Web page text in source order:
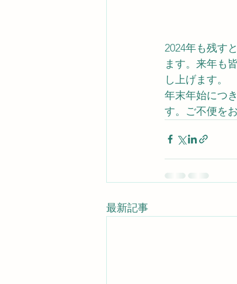
2024年も残す
ます。来年も
し上げます。
年末年始につ
す。ご不便を
最新記事